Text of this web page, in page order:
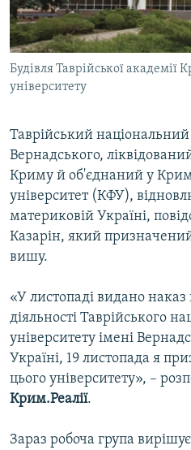
ВІДЕОУРОКИ «ELIFBE»
СВІДЧЕННЯ ОКУПАЦІЇ
УКРАЇНСЬКА ПРОБЛЕМА КРИМУ
Русский
Qırımtatar
Усі сайти RFE/RL
Будівля Таврійської академії
університету
Таврійський національний
Вернадського,
Криму й об'єднаний у
університет (КФУ),
материковій Україні,
Казарін, який
вишу.
«У листопаді видано
діяльності Таврійського
університету імені
Україні, 19 листопада я
цього університету», –
Крим.Реалії.
Зараз робоча група